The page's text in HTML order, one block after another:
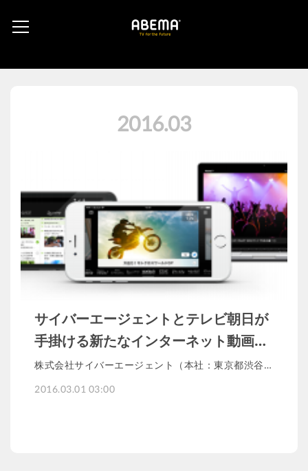
2016.03
サイバーエージェントとテレビ朝日が
手掛ける新たなインターネット動画…
株式会社サイバーエージェント（本社：東京都渋谷…
2016.03.01 03:00